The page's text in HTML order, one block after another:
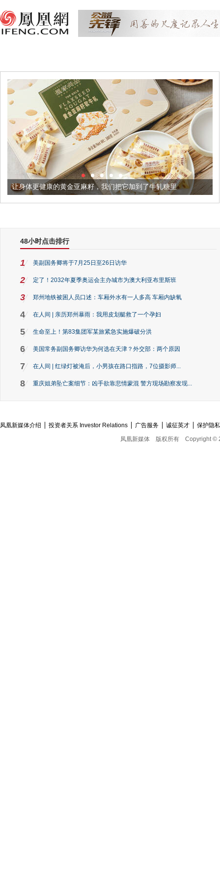
金亚麻籽，我们把它加到了牛轧糖里 被列入佛家七宝的它
48小时点击排行
1 美副国务卿将于7月25日至26日访华
2 定了！2032年夏季奥运会主办城市为澳大利亚布里斯班
3 郑州地铁被困人员口述：车厢外水有一人多高 车厢内缺氧
4 在人间 | 亲历郑州暴雨：我用皮划艇救了一个孕妇
5 生命至上！第83集团军某旅紧急实施爆破分洪
6 美国常务副国务卿访华为何选在天津？外交部：两个原因
7 在人间 | 红绿灯被淹后，小男孩在路口指路，7位摄影师...
8 重庆姐弟坠亡案细节：凶手欲靠悲情蒙混 警方现场勘察发现...
凤凰新媒体介绍 投资者关系 Investor Relations 广告服务 诚征英才
保护隐
凤凰新媒体
版权所有 Copyright ©